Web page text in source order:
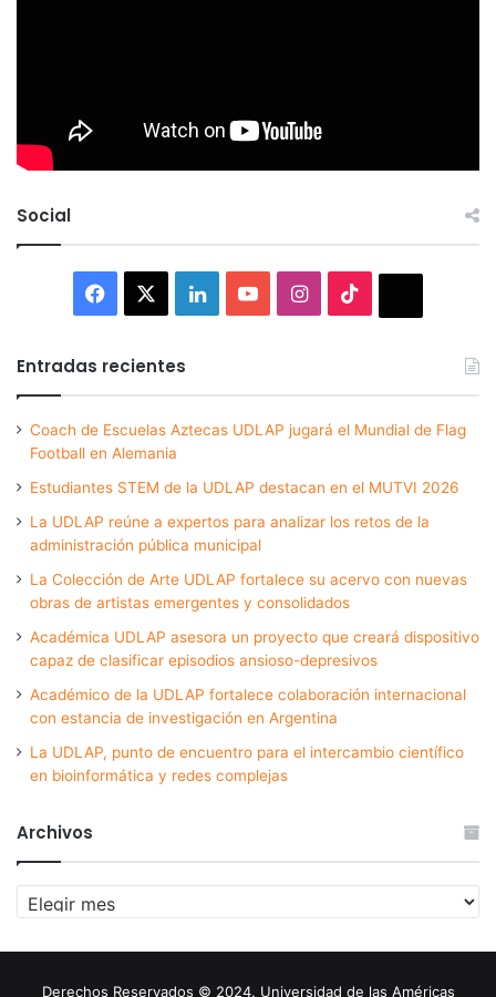
Social
Facebook LinkedInYouTubeInstagram
Entradas recientes
Coach de Escuelas Aztecas UDLAP jugará el Mundial de Flag
Football en Alemania
Estudiantes STEM de la UDLAP destacan en el MUTVI 2026
La UDLAP reúne a expertos para analizar los retos de la
administración pública municipal
La Colección de Arte UDLAP fortalece su acervo con nuevas
obras de artistas emergentes y consolidados
Académica UDLAP asesora un proyecto que creará dispositivo
capaz de clasificar episodios ansioso-depresivos
Académico de la UDLAP fortalece colaboración internacional
con estancia de investigación en Argentina
La UDLAP, punto de encuentro para el intercambio científico
en bioinformática y redes complejas
Archivos
Archivos
Derechos Reservados © 2024. Universidad de las Américas